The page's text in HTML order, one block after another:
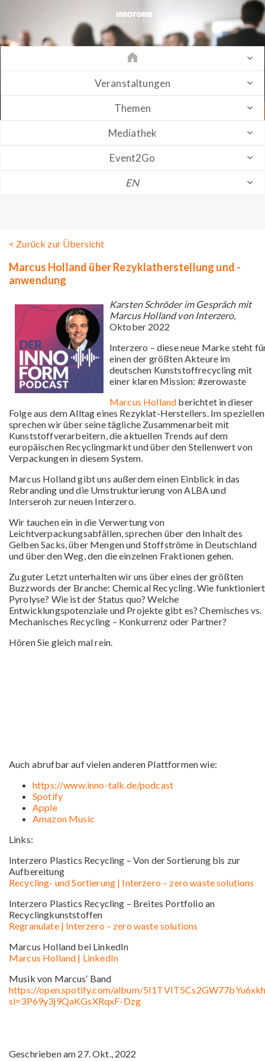
Veranstaltungen
Themen
Mediathek
Event2Go
EN
< Zurück zur Übersicht
Marcus Holland über Rezyklatherstellung und -
anwendung
Karsten Schröder im Gespräch mit
Marcus Holland von Interzero,
Oktober 2022
Interzero – diese neue Marke steht
einen der größten Akteure im
deutschen Kunststoffrecycling mit
einer klaren Mission: #zerowaste
Marcus Holland berichtet in dieser
Folge aus dem Alltag eines Rezyklat-Herstellers. Im speziellen
sprechen wir über seine tägliche Zusammenarbeit mit
Kunststoffverarbeitern, die aktuellen Trends auf dem
europäischen Recyclingmarkt und über den Stellenwert von
Verpackungen in diesem System.
Marcus Holland gibt uns außerdem einen Einblick in das
Rebranding und die Umstrukturierung von ALBA und
Interseroh zur neuen Interzero.
Wir tauchen ein in die Verwertung von
Leichtverpackungsabfällen, sprechen über den Inhalt des
Gelben Sacks, über Mengen und Stoffströme in Deutschland
und über den Weg, den die einzelnen Fraktionen gehen.
Zu guter Letzt unterhalten wir uns über eines der größten
Buzzwords der Branche: Chemical Recycling. Wie funktioniert
Pyrolyse? Wie ist der Status quo? Welche
Entwicklungspotenziale und Projekte gibt es? Chemisches vs.
Mechanisches Recycling – Konkurrenz oder Partner?
Hören Sie gleich mal rein.
Auch abrufbar auf vielen anderen Plattformen wie:
https://www.inno-talk.de/podcast
Spotify
Apple
Amazon Music
Links:
Interzero Plastics Recycling – Von der Sortierung bis zur
Aufbereitung
Recycling- und Sortierung | Interzero – zero waste solutions
Interzero Plastics Recycling – Breites Portfolio an
Recyclingkunststoffen
Regranulate | Interzero – zero waste solutions
Marcus Holland bei LinkedIn
Marcus Holland | LinkedIn
Musik von Marcus‘ Band
https://open.spotify.com/album/
si=3P69y3j9QaKGsXRqxF-Dzg
Geschrieben am 27. Okt., 2022